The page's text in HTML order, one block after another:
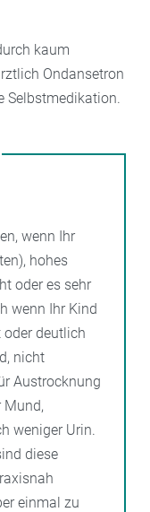
kaum
Ondansetron
Selbstmedikation.
wenn Ihr
hohes
oder es sehr
wenn Ihr Kind
oder deutlich
nicht
Austrocknung
Mund,
weniger Urin.
diese
einmal zu